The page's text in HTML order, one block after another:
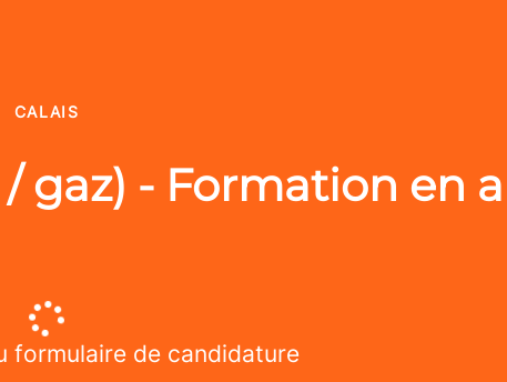
CALAIS
gaz) - Formation en
formulaire de candidature